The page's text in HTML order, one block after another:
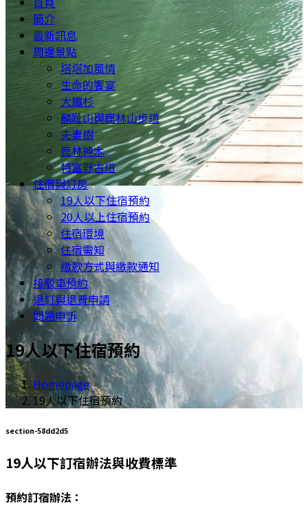
簡介
最新訊息
周邊景點
塔塔加風情
生命的饗宴
大鐵杉
麟趾山與鹿林山步道
夫妻樹
鹿林神木
特富野古道
住宿與訂房
19人以下住宿預約
20人以上住宿預約
住宿環境
住宿需知
繳款方式與繳款通知
接駁車預約
退訂與退費申請
問題申訴
19人以下住宿預約
Homepage
19人以下住宿預約
section-58dd2d5
19人以下訂宿辦法與收費標準
預約訂宿辦法：